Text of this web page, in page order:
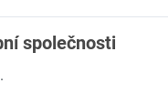
společnosti